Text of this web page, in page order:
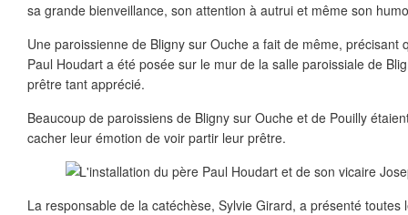
sa grande bienveillance, son attention à autrui et même son
Une paroissienne de Bligny sur Ouche a fait de même, précisant
Paul Houdart a été posée sur le mur de la salle paroissiale de
prêtre tant apprécié.
Beaucoup de paroissiens de Bligny sur Ouche et de Pouilly
cacher leur émotion de voir partir leur prêtre.
La responsable de la catéchèse, Sylvie Girard, a présenté